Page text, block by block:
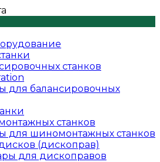
станков
для балансировочных
станков
для шиномонтажных станков
(дископрав)
для дископравов